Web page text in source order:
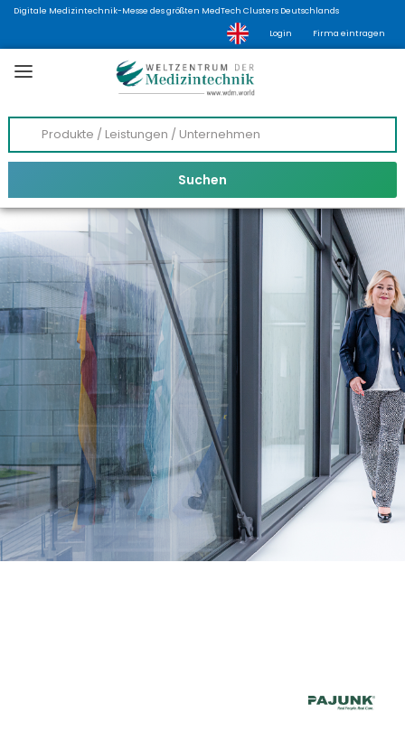
Digitale Medizintechnik-Messe des größten MedTech Clusters Deutschlands
Login Firma eintragen